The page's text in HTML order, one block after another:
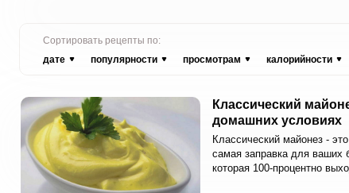
Сортировать рецепты по:
дате
популярности просмотрам калорийности
Классический
домашних условиях
Классический майонез -
самая заправка для ваших
которая 100-процентно